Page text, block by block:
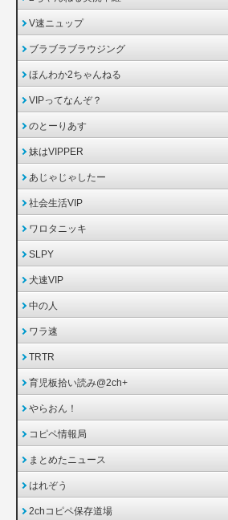
V速ニュップ
ブラブラブラウジング
ほんわか2ちゃんねる
VIPってなんぞ？
のとーりあす
妹はVIPPER
あじゃじゃしたー
社会生活VIP
ワロタニッキ
SLPY
犬速VIP
中の人
ワラ速
TRTR
育児板拾い読み@2ch+
やらおん！
コピペ情報局
まとめたニュース
はれぞう
2chコピペ保存道場